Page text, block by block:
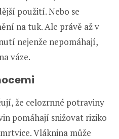
použití. Nebo se
na tuk. Ale právě až v
nejenže nepomáhají,
váze.
že celozrnné potraviny
pomáhají snižovat riziko
Vláknina může